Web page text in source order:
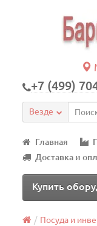
+7 (499)
Везде
Главная
Доставка и
Купить
Посуда и